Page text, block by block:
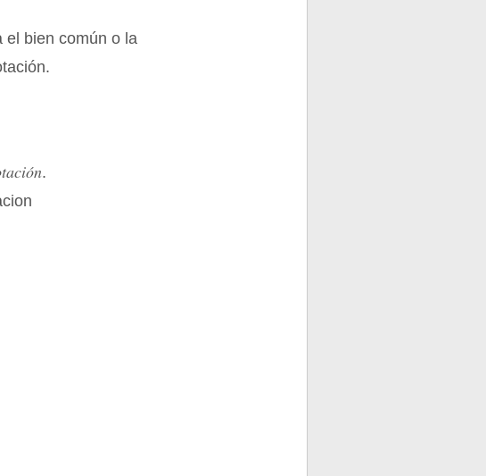
el bien común o la
.